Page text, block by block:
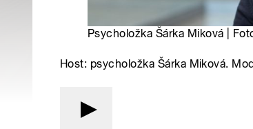
Psycholožka Šárka Miková |
Host: psycholožka Šárka Miková.